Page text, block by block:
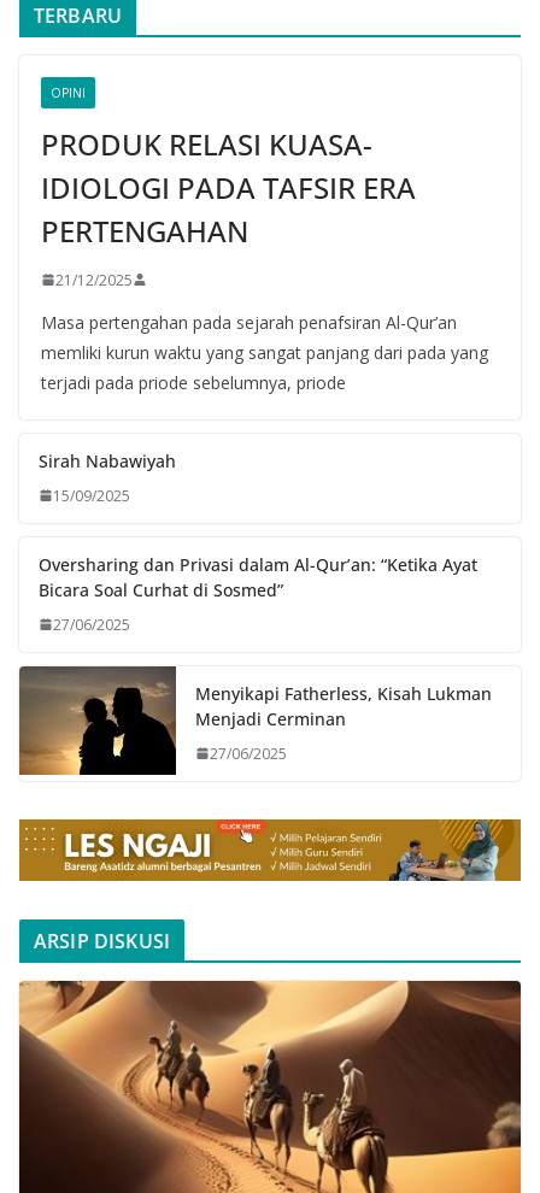
TERBARU
OPINI
PRODUK RELASI KUASA-
IDIOLOGI PADA TAFSIR ERA
PERTENGAHAN
21/12/2025
Masa pertengahan pada sejarah penafsiran Al-Qur’an
memliki kurun waktu yang sangat panjang dari pada yang
terjadi pada priode sebelumnya, priode
Sirah Nabawiyah
15/09/2025
Oversharing dan Privasi dalam Al-Qur’an: “Ketika Ayat
Bicara Soal Curhat di Sosmed”
27/06/2025
Menyikapi Fatherless, Kisah Lukman
Menjadi Cerminan
27/06/2025
ARSIP DISKUSI